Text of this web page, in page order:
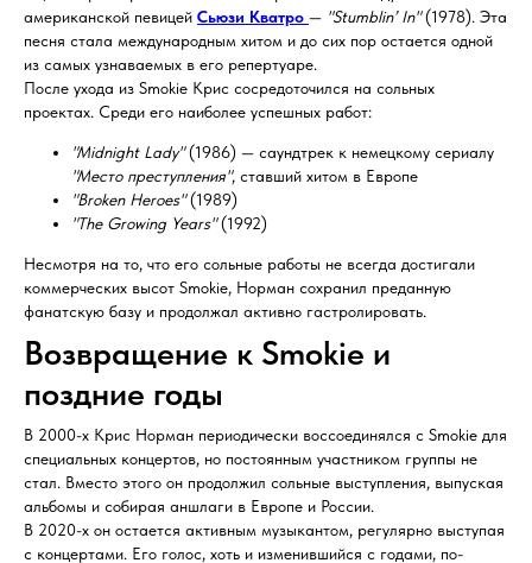
американской певицей Сьюзи Кватро — "Stumblin’ In"(1978). Эта
песня стала международным хитом и до сих пор остается одной
из самых узнаваемых в его репертуаре.
После ухода из Smokie Крис сосредоточился на сольных
проектах. Среди его наиболее успешных работ:
"Midnight Lady"(1986) — саундтрек к немецкому сериалу
"Место преступления", ставший хитом в Европе
"Broken Heroes"(1989)
"The Growing Years"(1992)
Несмотря на то, что его сольные работы не всегда достигали
коммерческих высот Smokie, Норман сохранил преданную
фанатскую базу и продолжал активно гастролировать.
Возвращение к Smokie и
поздние годы
В 2000-х Крис Норман периодически воссоединялся с Smokie для
специальных концертов, но постоянным участником группы не
стал. Вместо этого он продолжил сольные выступления, выпуская
альбомы и собирая аншлаги в Европе и России.
В 2020-х он остается активным музыкантом, регулярно выступая
с концертами. Его голос, хоть и изменившийся с годами, по-